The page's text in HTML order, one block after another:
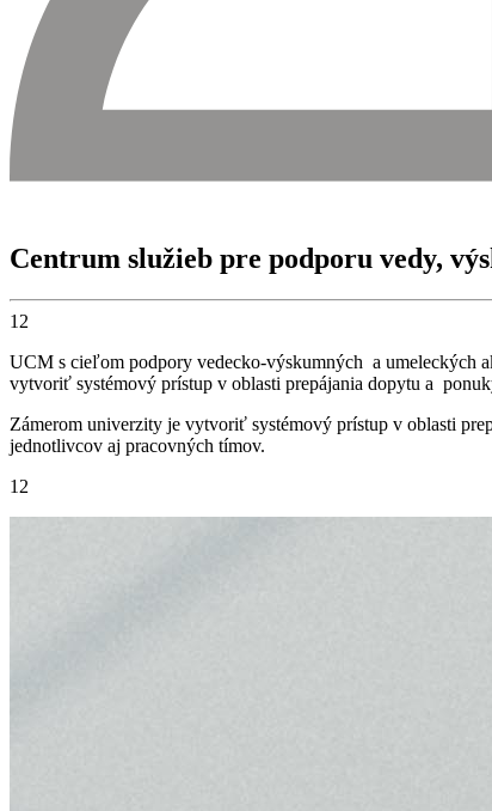
Centrum služieb pre podporu vedy,
12
UCM s cieľom podpory vedecko-výskumných a umeleckých
vytvoriť systémový prístup v oblasti prepájania dopytu a
Zámerom univerzity je vytvoriť systémový prístup v oblasti
jednotlivcov aj pracovných tímov.
12